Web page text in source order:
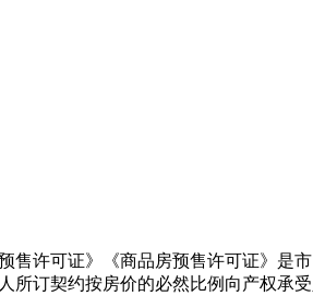
售许可证》《商品房预售许可证》是
所订契约按房价的必然比例向产权承